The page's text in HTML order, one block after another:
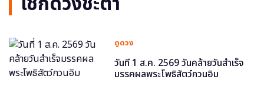
ดูดวง
วันที่ 1 ส.ค. 2569 วันคล้ายวันสำเร็จ
มรรคผลพระโพธิสัตว์กวนอิม